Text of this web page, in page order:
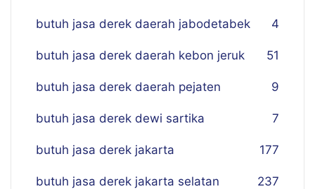
butuh jasa derek daerah jabodetabek 4
butuh jasa derek daerah kebon jeruk 51
butuh jasa derek daerah pejaten 9
butuh jasa derek dewi sartika 7
butuh jasa derek jakarta 177
butuh jasa derek jakarta selatan 237